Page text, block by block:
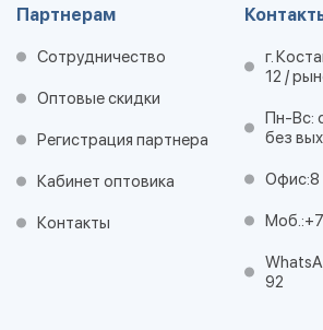
Партнерам
Сотрудничество
Оптовые скидки
Регистрация партнера
Кабинет оптовика
Контакты
г.
12 /
Пн-Вс:
без
Офис:8
Моб.:
92